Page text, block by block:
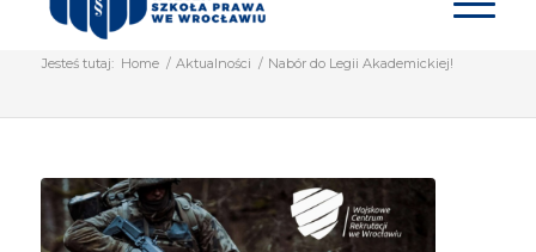
Jesteś tutaj: Home / Aktualności / Nabór do Legii Akademickiej!